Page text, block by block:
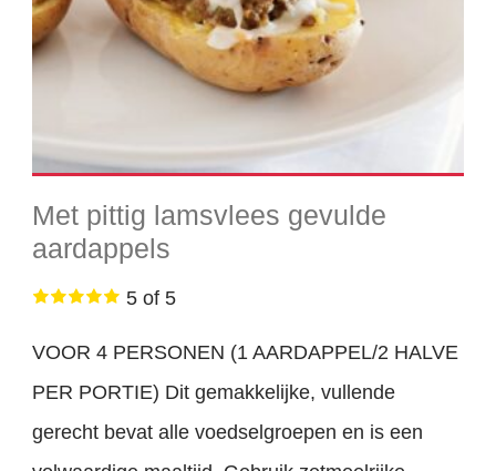
Met pittig lamsvlees gevulde
aardappels
5 of 5
VOOR 4 PERSONEN (1 AARDAPPEL/2 HALVE
PER PORTIE) Dit gemakkelijke, vullende
gerecht bevat alle voedselgroepen en is een